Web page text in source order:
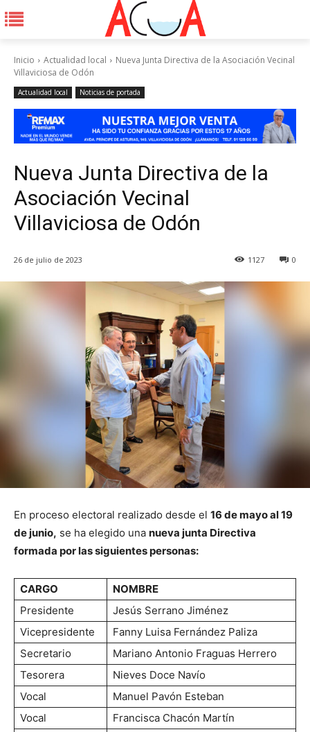
Inicio Actualidad local
Nueva Junta Directiva de la Asociación Vecinal
Villaviciosa de Odón
Actualidad local Noticias de portada
Nueva Junta Directiva de la
Asociación Vecinal
Villaviciosa de Odón
26 de julio de 2023 0
1127
En proceso electoral realizado desde el 16 de mayo al 19
de junio, se ha elegido una nueva junta Directiva
formada por las siguientes personas:
CARGO
NOMBRE
Presidente
Jesús Serrano Jiménez
Vicepresidente
Fanny Luisa Fernández Paliza
Secretario
Mariano Antonio Fraguas Herrero
Tesorera
Nieves Doce Navío
Vocal
Manuel Pavón Esteban
Vocal
Francisca Chacón Martín